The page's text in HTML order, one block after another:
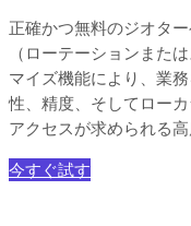
正確かつ無料のジオタ
（ローテーションまた
マイズ機能により、業
性、精度、そしてロー
アクセスが求められる
今すぐ試す